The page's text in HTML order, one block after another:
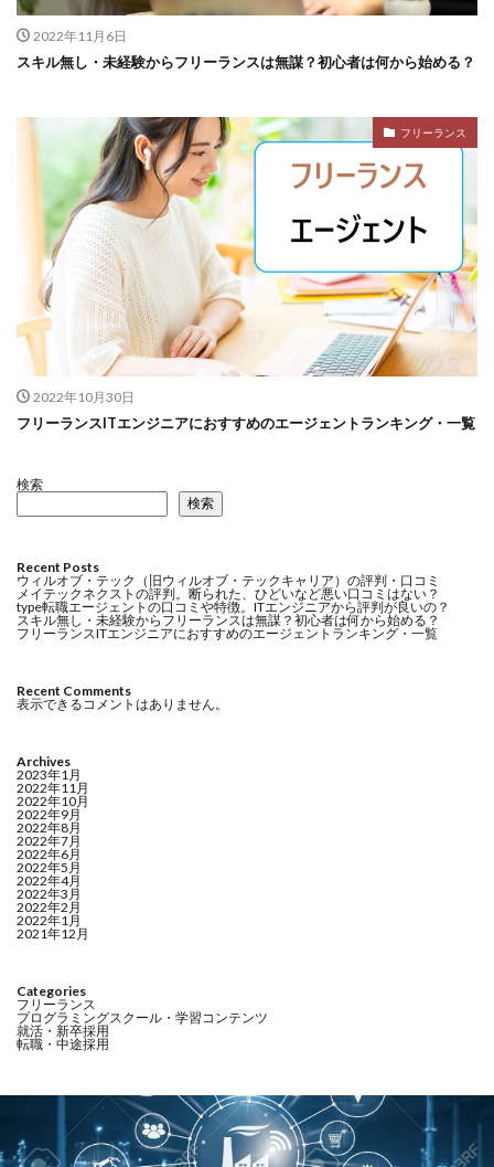
2022年11月6日
スキル無し・未経験からフリーランスは無謀？初心者は何から始める？
フリーランス
2022年10月30日
フリーランスITエンジニアにおすすめのエージェントランキング・一覧
検索
検索
Recent Posts
ウィルオブ・テック（旧ウィルオブ・テックキャリア）の評判・口コミ
メイテックネクストの評判。断られた、ひどいなど悪い口コミはない？
type転職エージェントの口コミや特徴。ITエンジニアから評判が良いの？
スキル無し・未経験からフリーランスは無謀？初心者は何から始める？
フリーランスITエンジニアにおすすめのエージェントランキング・一覧
Recent Comments
表示できるコメントはありません。
Archives
2023年1月
2022年11月
2022年10月
2022年9月
2022年8月
2022年7月
2022年6月
2022年5月
2022年4月
2022年3月
2022年2月
2022年1月
2021年12月
Categories
フリーランス
プログラミングスクール・学習コンテンツ
就活・新卒採用
転職・中途採用